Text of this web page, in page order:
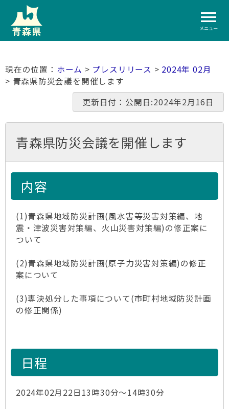
メニュー
ホーム > プレスリリース > 2024年 02月
> 青森県防災会議を開催します
更新日付：公開日:2024年2月16日
青森県防災会議を開催します
内容
(1)青森県地域防災計画(風水害等災害対策編、地
震・津波災害対策編、火山災害対策編)の修正案に
ついて
(2)青森県地域防災計画(原子力災害対策編)の修正
案について
(3)専決処分した事項について(市町村地域防災計画
の修正関係)
日程
2024年02月22日13時30分～14時30分